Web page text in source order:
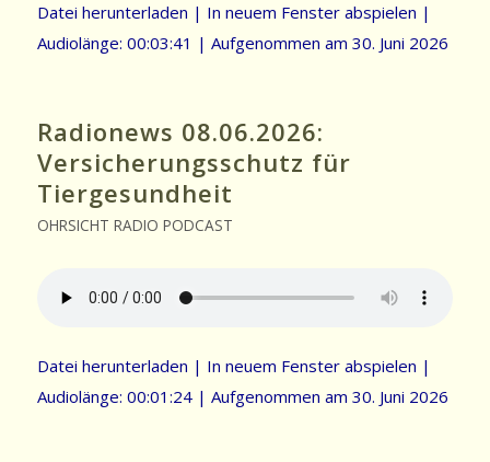
Datei herunterladen | In neuem Fenster abspielen |
Audiolänge: 00:03:41 | Aufgenommen am 30. Juni 2026
Radionews 08.06.2026:
Versicherungsschutz für
Tiergesundheit
OHRSICHT RADIO PODCAST
Datei herunterladen | In neuem Fenster abspielen |
Audiolänge: 00:01:24| Aufgenommen am 30. Juni 2026